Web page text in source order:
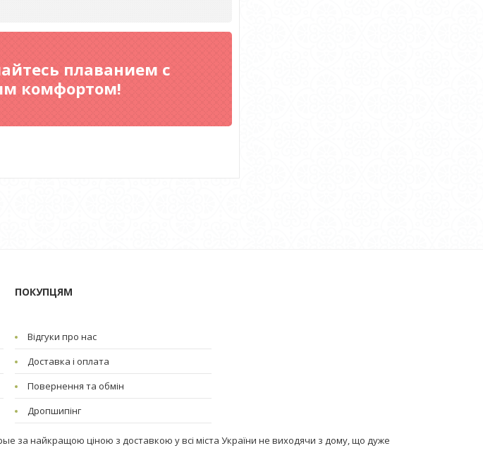
плаванием с
комфортом!
ПОКУПЦЯМ
Відгуки про нас
Доставка і оплата
Повернення та обмін
Дропшипінг
за найкращою ціною з доставкою у всі міста України не виходячи з дому, що дуже